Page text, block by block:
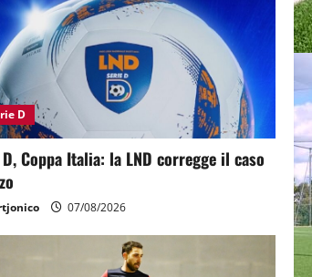
D
Coppa Italia: la LND corregge il caso
07/08/2026